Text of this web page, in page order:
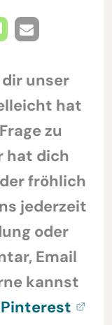
unser
hat
zu
hat dich
fröhlich
jederzeit
oder
Email
kannst
Pinterest